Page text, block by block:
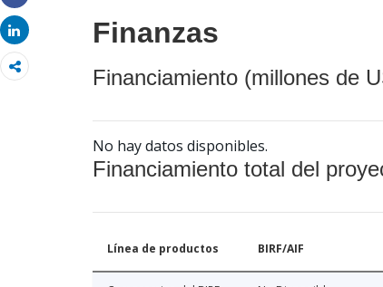
Share
Share
Finanzas
Financiamiento (millones de
No hay datos disponibles.
Financiamiento total del
Línea de productos BIRF/AIF